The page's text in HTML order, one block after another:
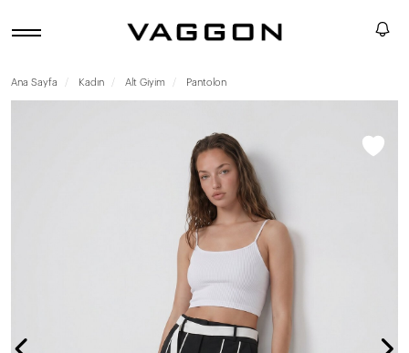
Ana Sayfa Kadın Alt Giyim Pantolon